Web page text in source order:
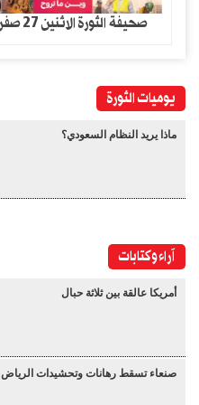
صحيفة الثورة الاثنين 27 صفر 1448 – 10 اغسطس 2026
يوميات الثورة
ماذا يريد النظام السعودي؟
آراء وكتابات
أمريكا عالقة بين ثلاثة حبال
صنعاء تسقط رهانات وتحشيدات الرياض